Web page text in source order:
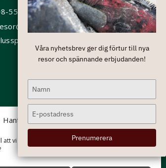
Hantera cookies
vi ger dig den bästa upplevelsen på vår
55 60 6900
9, Stockholm (besök förbokas)
Våra nyhetsbrev ger dig förtur till nya
resor och spännande erbjudanden!
name
email
Prenumerera